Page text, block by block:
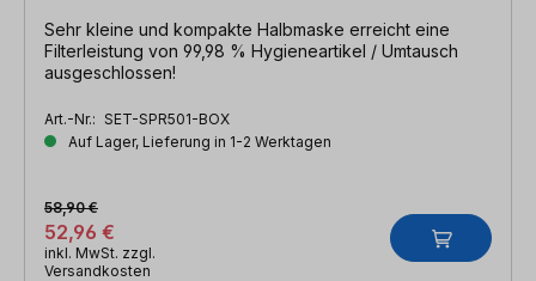
Sehr kleine und kompakte Halbmaske erreicht eine
Filterleistung von 99,98 % Hygieneartikel / Umtausch
ausgeschlossen!
Art.-Nr.: SET-SPR501-BOX
Auf Lager, Lieferung in 1-2 Werktagen
52,96 €
58,90 €
inkl. MwSt. zzgl.
Versandkosten